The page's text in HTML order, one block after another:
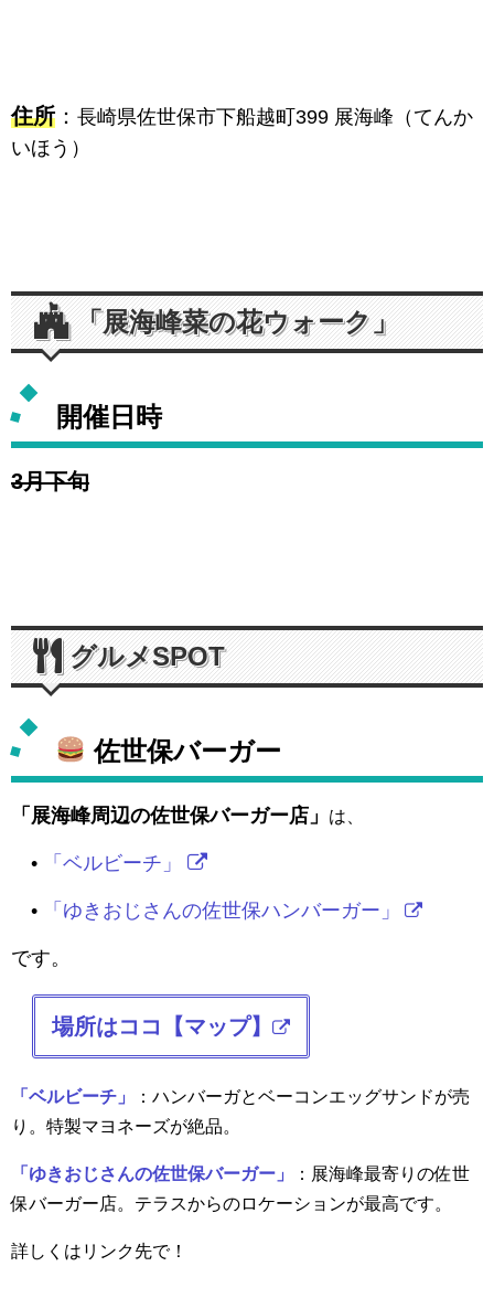
住所 ： 長崎県佐世保市下船越町399 展海峰（てんか
いほう）
「展海峰菜の花ウォーク」
開催日時
3月下旬
グルメSPOT
佐世保バーガー
「展海峰周辺の佐世保バーガー店」 は、
• 「ベルビーチ」
• 「ゆきおじさんの佐世保ハンバーガー」
です。
場所はココ【マップ】
「ベルビーチ」
：ハンバーガとベーコンエッグサンドが売
り。特製マヨネーズが絶品。
「ゆきおじさんの佐世保バーガー」
：展海峰最寄りの佐世
保バーガー店。テラスからのロケーションが最高です。
詳しくはリンク先で！